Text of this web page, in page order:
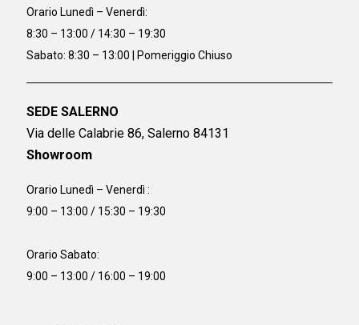
Orario Lunedì – Venerdì:
8:30 – 13:00 / 14:30 – 19:30
Sabato: 8:30 – 13:00 | Pomeriggio Chiuso
SEDE SALERNO
Via delle Calabrie 86, Salerno 84131
Showroom
Orario Lunedì – Venerdì :
9:00 – 13:00 / 15:30 – 19:30
Orario Sabato:
9:00 – 13:00 / 16:00 – 19:00